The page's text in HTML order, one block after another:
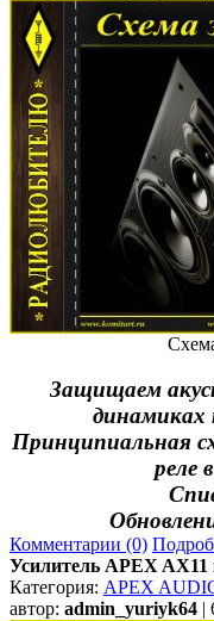
Защищаем
Принципиальная
реле
Комментарии (0)
Усилитель APEX AX11
Категория: APEX
автор: admin_yuriyk64 |